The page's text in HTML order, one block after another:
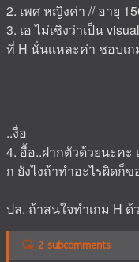
2. เพศ หญิงค่า // อายุ
3. เอ ไม่เชิงว่าเป็น
ที่ H นั่นเเหละค่า ชอบเ
..งื่อ
4. อื้อ..ฝากตัวด้วยนะคะ
ก ยังไงถ้าทำอะไรผิดก็
ปล. ถ้าสนใจทำเกม H
2 subcomments